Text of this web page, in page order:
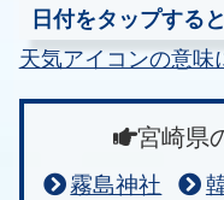
日付をタップする
天気アイコンの意味
宮崎県
霧島神社